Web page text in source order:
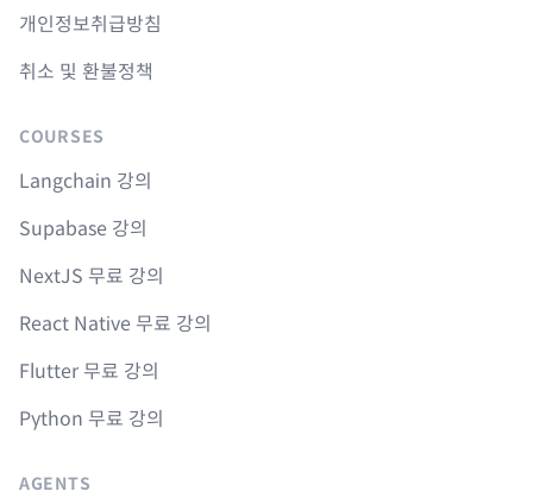
개인정보취급방침
취소 및 환불정책
COURSES
Langchain 강의
Supabase 강의
NextJS 무료 강의
React Native 무료 강의
Flutter 무료 강의
Python 무료 강의
AGENTS